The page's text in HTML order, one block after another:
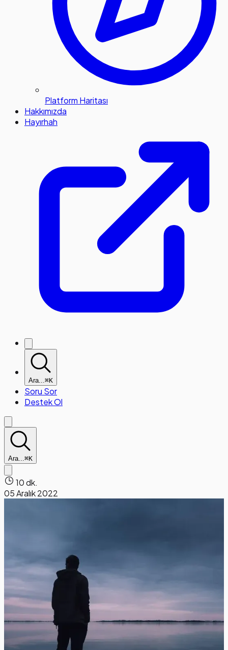
Platform Haritası
Hakkımızda
Hayırhah
Ara...⌘K
Soru Sor
Destek Ol
Ara...⌘K
10 dk.
05 Aralık 2022